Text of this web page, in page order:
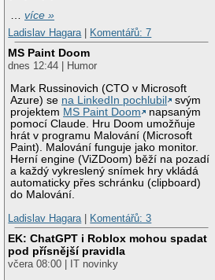
…více »
Ladislav Hagara
Komentářů: 7
MS Paint Doom
dnes 12:44 | Humor
Mark Russinovich (CTO v Microsoft
Azure) se na LinkedIn pochlubil
svým
projektem MS Paint Doom
napsaným
pomocí Claude. Hru Doom umožňuje
hrát v programu Malování (Microsoft
Paint). Malování funguje jako monitor.
Herní engine (ViZDoom) běží na pozadí
a každý vykreslený snímek hry vkládá
automaticky přes schránku (clipboard)
do Malování.
Ladislav Hagara
Komentářů: 3
EK: ChatGPT i Roblox mohou spadat
pod přísnější pravidla
včera 08:00 | IT novinky